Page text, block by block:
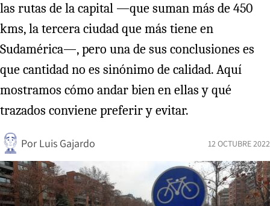
las rutas de la capital —que suman más de 450
kms, la tercera ciudad que más tiene en
Sudamérica—, pero una de sus conclusiones es
que cantidad no es sinónimo de calidad. Aquí
mostramos cómo andar bien en ellas y qué
trazados conviene preferir y evitar.
Por Luis Gajardo 12 OCTUBRE 2022